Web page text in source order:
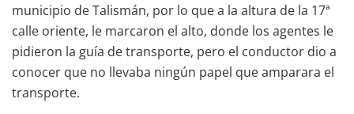
municipio de Talismán, por lo que a la altura de la 17ª
calle oriente, le marcaron el alto, donde los agentes le
pidieron la guía de transporte, pero el conductor dio a
conocer que no llevaba ningún papel que amparara el
transporte.